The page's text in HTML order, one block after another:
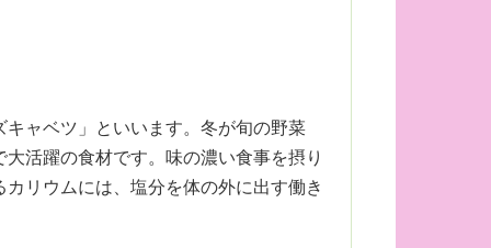
ャベツ」といいます。冬が旬の野菜
活躍の食材です。味の濃い食事を摂り
リウムには、塩分を体の外に出す働き